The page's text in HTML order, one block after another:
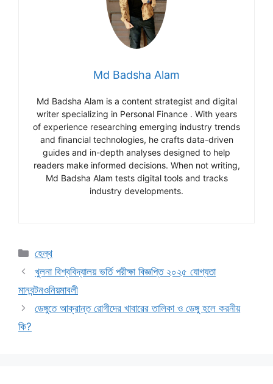
Md Badsha Alam
Md Badsha Alam is a content strategist and digital
writer specializing in Personal Finance . With years
of experience researching emerging industry trends
and financial technologies, he crafts data-driven
guides and in-depth analyses designed to help
readers make informed decisions. When not writing,
Md Badsha Alam tests digital tools and tracks
industry developments.
Categories
হেল্থ
খুলনা বিশ্ববিদ্যালয় ভর্তি পরীক্ষা বিজ্ঞপ্তি ২০২৫ যোগ্যতা
মানবন্টনওনিয়মাবলী
ডেঙ্গুতে আক্রান্ত রোগীদের খাবারের তালিকা ও ডেঙ্গু হলে করনীয়
কি?